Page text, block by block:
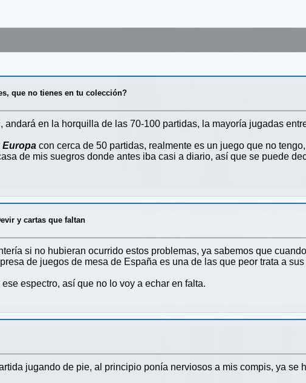
que no tienes en tu colección?
, andará en la horquilla de las 70-100 partidas, la mayoría jugadas
Europa con cerca de 50 partidas, realmente es un juego que no
de mis suegros donde antes iba casi a diario, así que se puede
y cartas que faltan
si no hubieran ocurrido estos problemas, ya sabemos que
de juegos de mesa de España es una de las que peor trata a
espectro, así que no lo voy a echar en falta.
jugando de pie, al principio ponía nerviosos a mis compis, ya